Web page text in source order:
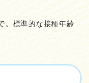
。標準的な接種年齢